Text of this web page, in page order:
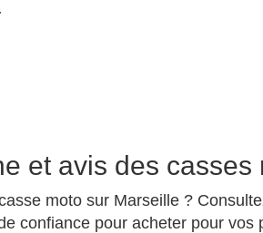
et avis des casses
moto sur Marseille ?
confiance pour acheter pour